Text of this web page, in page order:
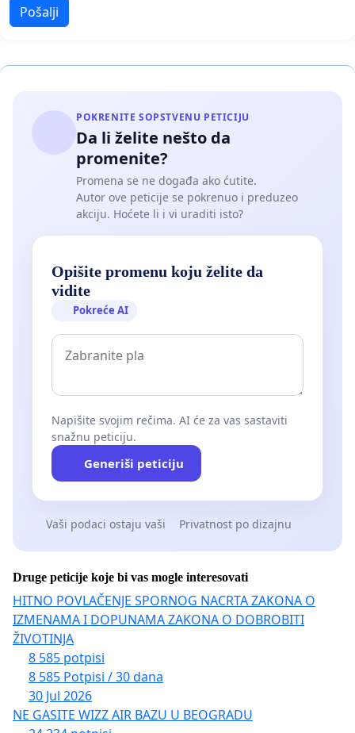
Pošalji
POKRENITE SOPSTVENU PETICIJU
Da li želite nešto da
promenite?
Promena se ne događa ako ćutite.
Autor ove peticije se pokrenuo i preduzeo
akciju. Hoćete li i vi uraditi isto?
Opišite promenu koju želite da
vidite
Pokreće AI
Napišite svojim rečima. AI će za vas sastaviti
snažnu peticiju.
Generiši peticiju
Vaši podaci ostaju vaši Privatnost po dizajnu
Druge peticije koje bi vas mogle interesovati
HITNO POVLAČENJE SPORNOG NACRTA ZAKONA O
IZMENAMA I DOPUNAMA ZAKONA O DOBROBITI
ŽIVOTINJA
8 585 potpisi
8 585 Potpisi / 30 dana
30 Jul 2026
NE GASITE WIZZ AIR BAZU U BEOGRADU